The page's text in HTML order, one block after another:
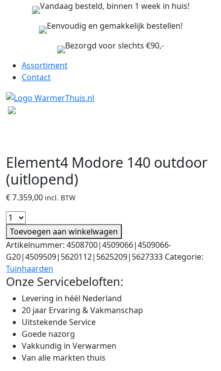
Vandaag besteld, binnen 1 week in huis!
Eenvoudig en gemakkelijk bestellen!
Bezorgd voor slechts €90,-
Assortiment
Contact
Element4 Modore 140 outdoor
(uitlopend)
€7.359,00 incl. BTW
Toevoegen aan winkelwagen
Artikelnummer: 4508700|4509066|4509066-
G20|4509509|5620112|5625209|5627333 Categorie:
Tuinhaarden
Onze Servicebeloften:
Levering in héél Nederland
20 jaar Ervaring & Vakmanschap
Uitstekende Service
Goede nazorg
Vakkundig in Verwarmen
Van alle markten thuis